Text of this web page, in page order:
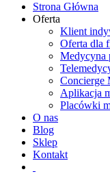
Strona Główna
Oferta
Klient
Oferta dla
Medycyna
Concierge
Aplikacja
Placówki
O nas
Blog
Sklep
Kontakt